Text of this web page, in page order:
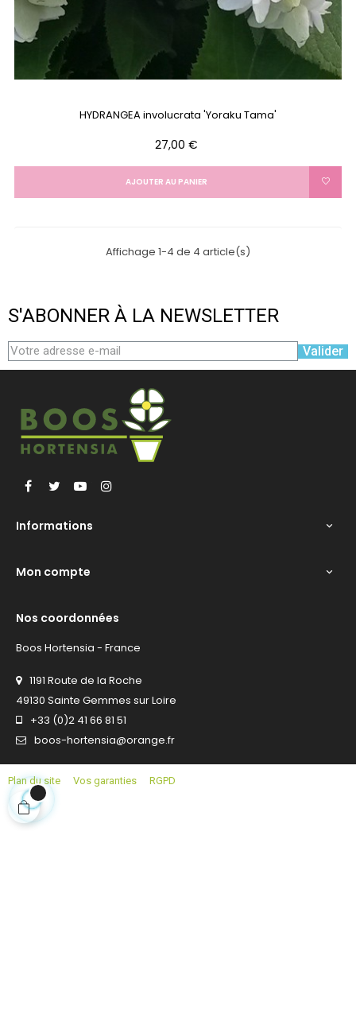
HYDRANGEA involucrata 'Yoraku Tama'
Prix
27,00 €
AJOUTER AU PANIER
Affichage 1-4 de 4 article(s)
S'ABONNER À LA NEWSLETTER
Valider
Facebook
Twitter YouTube
Informations 
Mon compte 
Nos coordonnées
Boos Hortensia - France
1191 Route de la Roche
49130 Sainte Gemmes sur Loire
+33 (0)2 41 66 81 51
boos-hortensia@orange.fr
Plan du site Vos garanties RGPD